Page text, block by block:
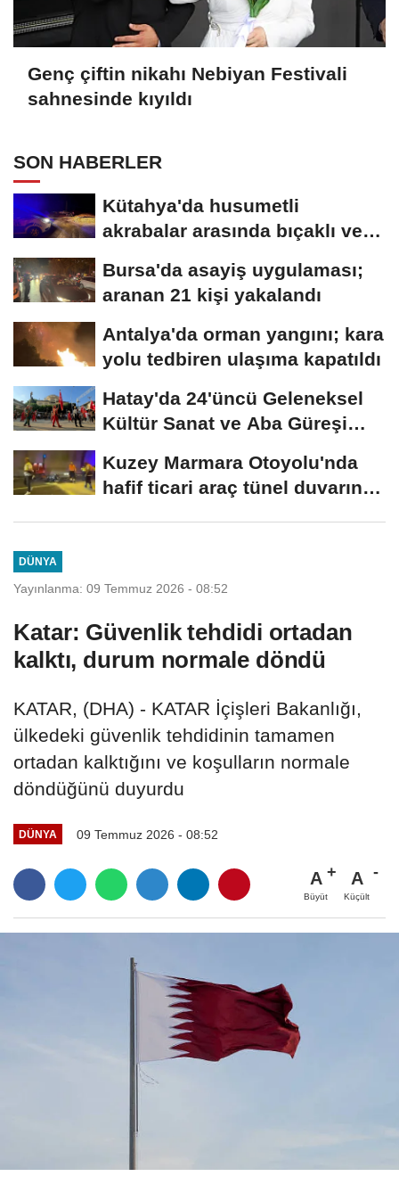
Genç çiftin nikahı Nebiyan Festivali
sahnesinde kıyıldı
SON HABERLER
Kütahya'da husumetli
akrabalar arasında bıçaklı ve
Bursa'da asayiş uygulaması;
aranan 21 kişi yakalandı
Antalya'da orman yangını; kara
yolu tedbiren ulaşıma kapatıldı
Hatay'da 24'üncü Geleneksel
Kültür Sanat ve Aba Güreşi
Kuzey Marmara Otoyolu'nda
hafif ticari araç tünel duvarına
DÜNYA
Yayınlanma: 09 Temmuz 2026 - 08:52
Katar: Güvenlik tehdidi ortadan
kalktı, durum normale döndü
KATAR, (DHA) - KATAR İçişleri Bakanlığı,
ülkedeki güvenlik tehdidinin tamamen
ortadan kalktığını ve koşulların normale
döndüğünü duyurdu
DÜNYA 09 Temmuz 2026 - 08:52
A
Büyüt
A
Küçült